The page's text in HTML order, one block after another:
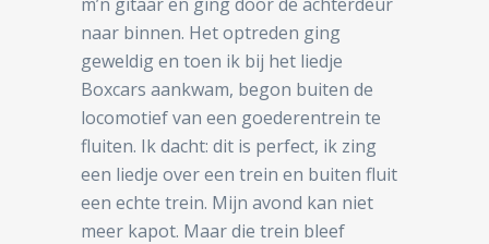
naar binnen. Het optreden ging
geweldig en toen ik bij het liedje
Boxcars aankwam, begon buiten de
locomotief van een goederentrein te
fluiten. Ik dacht: dit is perfect, ik zing
een liedje over een trein en buiten fluit
een echte trein. Mijn avond kan niet
meer kapot. Maar die trein bleef